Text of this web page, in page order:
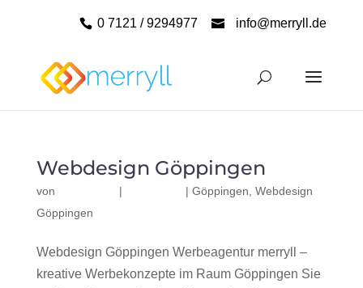
0 7121 / 9294977 info@merryll.de
Webdesign Göppingen
von | | Göppingen Webdesign
Göppingen
Webdesign Göppingen Werbeagentur merryll –
kreative Werbekonzepte im Raum Göppingen Sie